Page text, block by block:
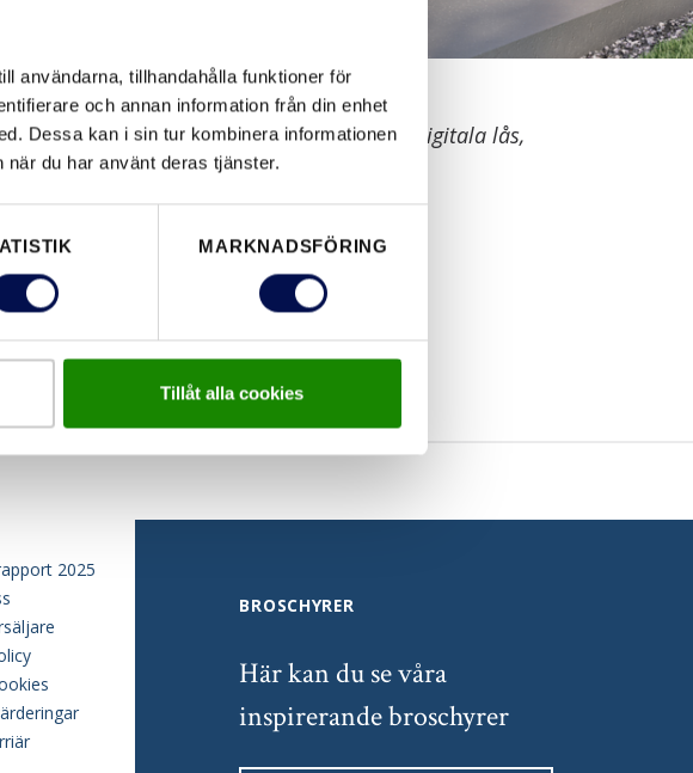
användarna, tillhandahålla funktioner för
och annan information från din enhet
Dessa kan i sin tur kombinera informationen
du har använt deras tjänster.
MARKNADSFÖRING
Tillåt alla cookies
färg in- och utvändigt, färdigmonterade digitala lås,
2025
BROSCHYRER
Här kan du se våra
inspirerande broschyrer